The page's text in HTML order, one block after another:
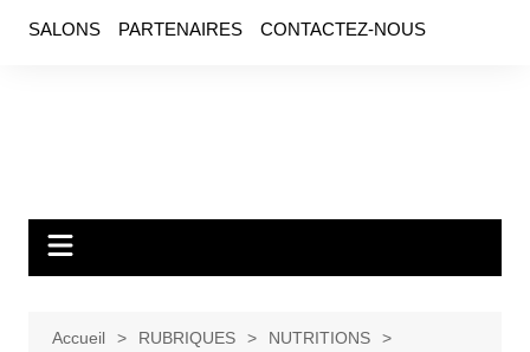
SALONS PARTENAIRES CONTACTEZ-NOUS
Accueil RUBRIQUES
NUTRITIONS